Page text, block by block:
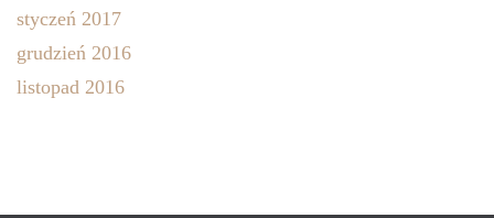
styczeń 2017
grudzień 2016
listopad 2016